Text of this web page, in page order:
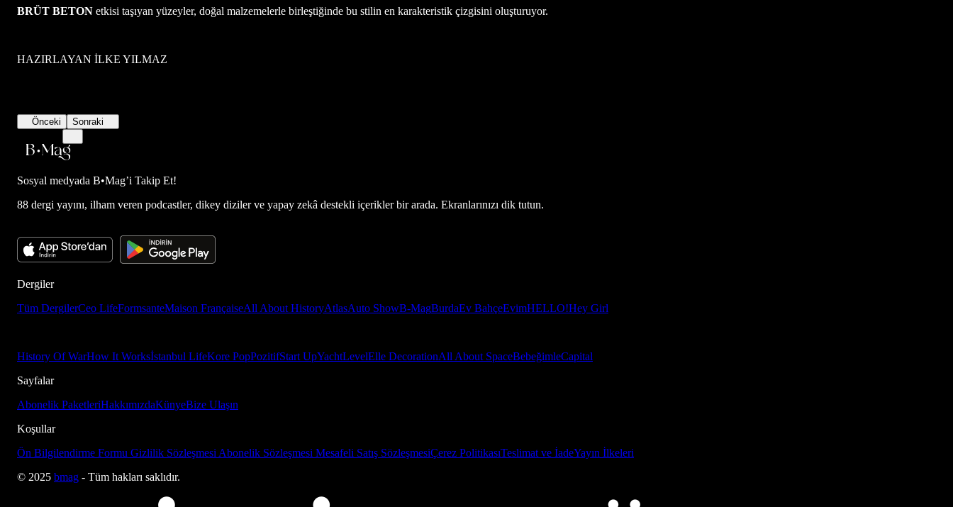
BRÜT BETON etkisi taşıyan yüzeyler, doğal malzemelerle birleştiğinde bu stilin en karakteristik çizgisini oluşturuyor.
HAZIRLAYAN İLKE YILMAZ
Önceki Sonraki
Sosyal medyada B•Mag’i Takip Et!
88 dergi yayını, ilham veren podcastler, dikey diziler ve yapay zekâ destekli içerikler bir arada. Ekranlarınızı dik tutun.
Dergiler
Tüm DergilerCeo LifeFormsanteMaison FrançaiseAll About HistoryAtlasAuto ShowB-MagBurdaEv BahçeEvimHELLO!Hey Girl
History Of WarHow It Worksİstanbul LifeKore PopPozitifStart UpYachtLevelElle DecorationAll About SpaceBebeğimleCapital
Sayfalar
Abonelik PaketleriHakkımızdaKünyeBize Ulaşın
Koşullar
Ön Bilgilendirme Formu Gizlilik Sözleşmesi Abonelik Sözleşmesi Mesafeli Satış SözleşmesiÇerez PolitikasıTeslimat ve İadeYayın İlkeleri
© 2025 bmag - Tüm hakları saklıdır.